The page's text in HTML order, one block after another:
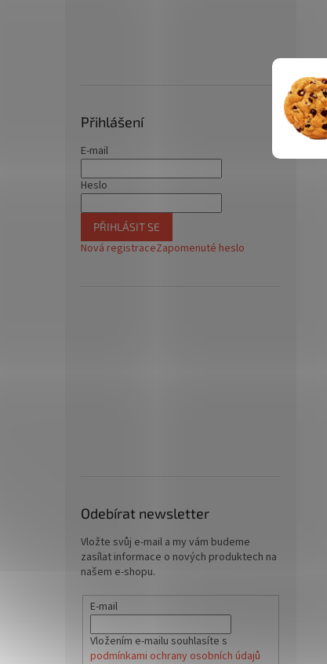
Přihlášení
E-mail
Heslo
PŘIHLÁSIT SE
Nová registraceZapomenuté heslo
Odebírat newsletter
Vložte svůj e-mail a my vám budeme
zasílat informace o nových produktech na
našem e-shopu.
E-mail
Vložením e-mailu souhlasíte s
podmínkami ochrany osobních údajů